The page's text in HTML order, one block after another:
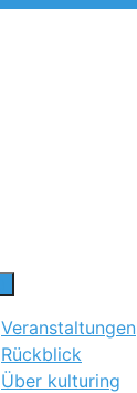
Veranstaltungen
Rückblick
Über kulturing